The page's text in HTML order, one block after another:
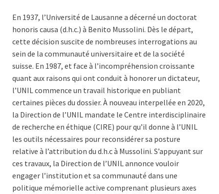
En 1937, l’Université de Lausanne a décerné un doctorat
honoris causa (d.h.c.) à Benito Mussolini. Dès le départ,
cette décision suscite de nombreuses interrogations au
sein de la communauté universitaire et de la société
suisse. En 1987, et face à l’incompréhension croissante
quant aux raisons qui ont conduit à honorer un dictateur,
l’UNIL commence un travail historique en publiant
certaines pièces du dossier. À nouveau interpellée en 2020,
la Direction de l’UNIL mandate le Centre interdisciplinaire
de recherche en éthique (CIRE) pour qu’il donne à l’UNIL
les outils nécessaires pour reconsidérer sa posture
relative à l’attribution du d.h.c à Mussolini. S’appuyant sur
ces travaux, la Direction de l’UNIL annonce vouloir
engager l’institution et sa communauté dans une
politique mémorielle active comprenant plusieurs axes